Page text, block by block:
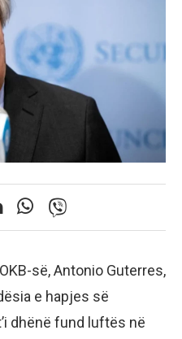
së, Antonio Guterres,
e hapjes së
dhënë fund luftës në